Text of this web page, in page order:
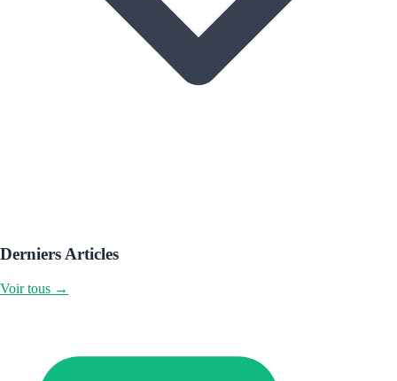
Derniers Articles
Voir tous →